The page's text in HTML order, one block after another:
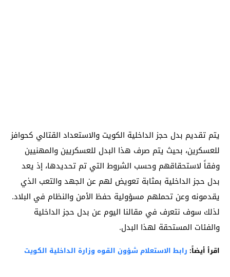
يتم تقديم بدل حجز الداخلية الكويت والاستعداد القتالي كحوافز
للعسكرين، بحيث يتم صرف هذا البدل للعسكريين والمهنيين
وفقاً لاستحقاقهم وحسب الشروط التي تم تحديدها، إذ يعد
بدل حجز الداخلية بمثابة تعويض لهم عن الجهد والتعب الذي
يقدمونه وعن تحملهم مسؤولية حفظ الأمن والنظام في البلاد.
لذلك سوف نتعرف في مقالنا اليوم عن بدل حجز الداخلية
والفئات المستحقة لهذا البدل.
اقرأ أيضاً: رابط الاستعلام شؤون القوه وزارة الداخلية الكويت